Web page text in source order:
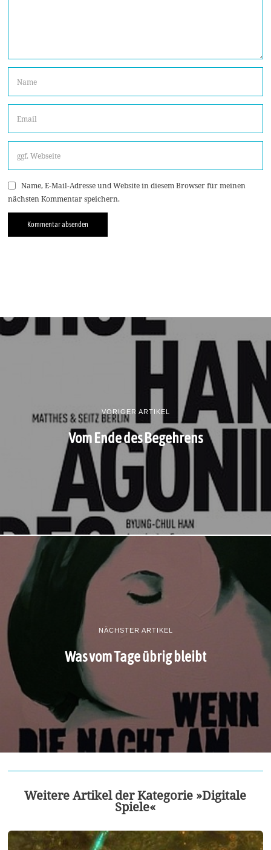
Name, E-Mail-Adresse und Website in diesem Browser für meinen
nächsten Kommentar speichern.
VORIGER ARTIKEL
Vom Ende des Begehrens
NÄCHSTER ARTIKEL
Was vom Tage übrig bleibt
Weitere Artikel der Kategorie »Digitale
Spiele«